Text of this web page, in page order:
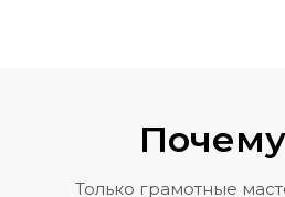
Только грамотные